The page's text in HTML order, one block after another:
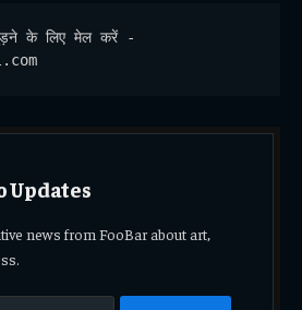
के लिए मेल करें -
Updates
news from FooBar about art,